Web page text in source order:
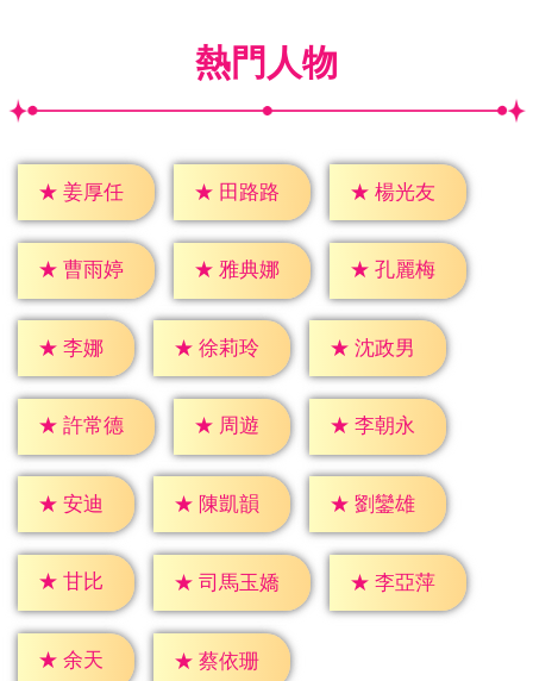
熱門人物
★ 姜厚任 ★ 田路路 ★ 楊光友
★ 曹雨婷 ★ 雅典娜 ★ 孔麗梅
★ 李娜 ★ 徐莉玲 ★ 沈政男
★ 許常德 ★ 周遊 ★ 李朝永
★ 安迪 ★ 陳凱韻 ★ 劉鑾雄
★ 甘比 ★ 司馬玉嬌 ★ 李亞萍
★ 余天 ★ 蔡依珊